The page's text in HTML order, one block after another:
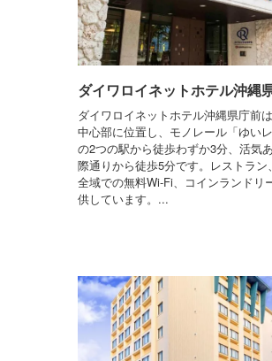
ダイワロイネットホテル沖縄
ダイワロイネットホテル沖縄県庁前
中心部に位置し、モノレール「ゆいレ
の2つの駅から徒歩わずか3分、活気
際通りから徒歩5分です。レストラン
全域での無料Wi-Fi、コインランドリ
供しています。...